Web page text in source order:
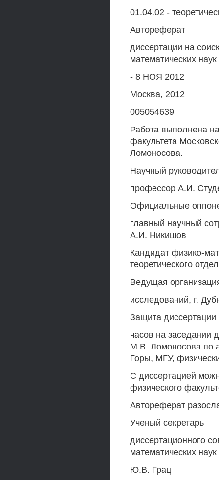
01.04.02 -
Автореферат
диссертации на
математических наук
- 8 НОЯ 2012
Москва, 2012
005054639
Работа выполнена
факультета
Ломоносова.
Научный
профессор А.И.
Официальные
главный научный
А.И. Никишов
Кандидат физико-
теоретического
Ведущая
исследований, г.
Защита диссертации
часов на заседании
М.В. Ломоносова по
Горы, МГУ,
С диссертацией
физического
Автореферат
Ученый секретарь
диссертационного
математических наук
Ю.В. Грац